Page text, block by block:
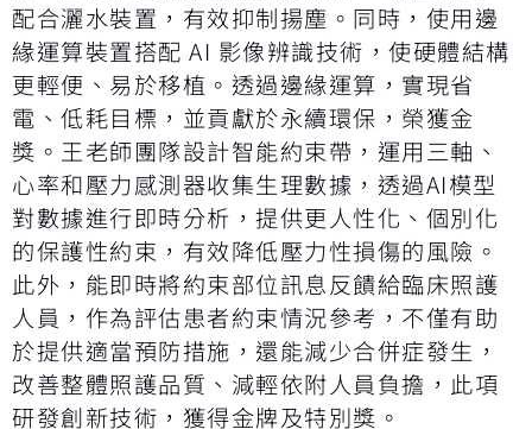
配合灑水裝置，有效抑制揚塵。同時，使用邊
緣運算裝置搭配 AI 影像辨識技術，使硬體結構
更輕便、易於移植。透過邊緣運算，實現省
電、低耗目標，並貢獻於永續環保，榮獲金
獎。王老師團隊設計智能約束帶，運用三軸、
心率和壓力感測器收集生理數據，透過AI模型
對數據進行即時分析，提供更人性化、個別化
的保護性約束，有效降低壓力性損傷的風險。
此外，能即時將約束部位訊息反饋給臨床照護
人員，作為評估患者約束情況參考，不僅有助
於提供適當預防措施，還能減少合併症發生，
改善整體照護品質、減輕依附人員負擔，此項
研發創新技術，獲得金牌及特別獎。